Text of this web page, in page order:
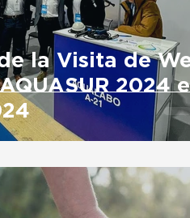
la Visita de
2024 e